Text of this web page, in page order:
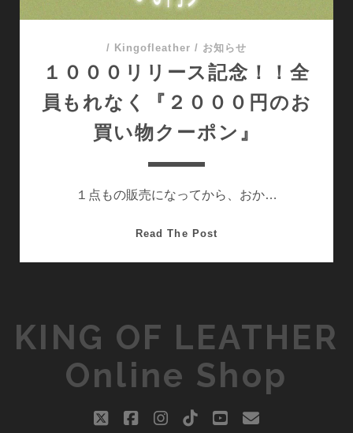
/ Kingofleather / お知らせ
１０００リリース記念！！全
員もれなく『２０００円のお
買い物クーポン』
１点もの販売になってから、おか…
Read The Post１
リ
ー
ス
全
KING OF LEATHER
Online Shop
twitterfacebookinstagram
tiktokyoutube
email